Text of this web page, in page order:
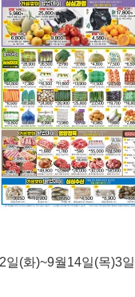
일(화)~9월14일(목)3